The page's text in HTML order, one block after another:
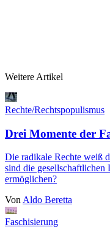
Weitere Artikel
Rechte/Rechtspopulismus
Drei Momente der
Die radikale Rechte weiß
sind die
ermöglichen?
Von Aldo Beretta
Faschisierung